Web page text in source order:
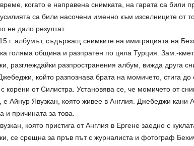
когато е направена снимката, на гарата са били
са били насочени именно към изселниците от
не дало резултат.
г. албумът, съдържащ снимките на имиграцията на
голяма община и разпратен по цяла Турция. Зам.-
разглеждайки разпространения албум, вижда друга
който разпознава брата на момичето, стига до
корени от Силистра. Установява се, че момичето от
е Айнур Явузкан, която живее в Англия. Джебеджи кани
и причината за това.
която пристига от Англия в Ергене заедно с
се срещна за пръв път с журналиста и фотограф